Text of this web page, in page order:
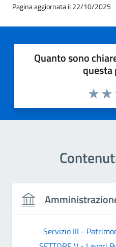
Pagina aggiornata il 22/10/2025
Quanto sono
questa
Valuta
Servizio III -